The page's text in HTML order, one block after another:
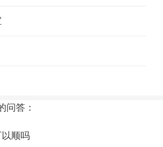
问答：
顺吗